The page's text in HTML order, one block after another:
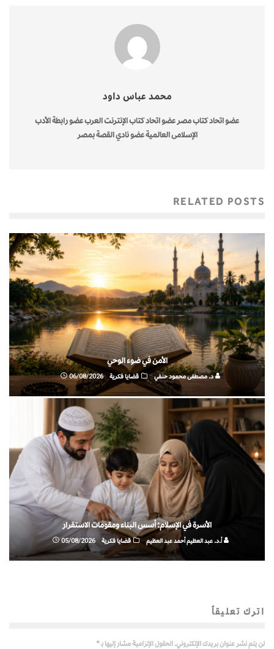
محمد عباس داود
عضو اتحاد كتاب مصر عضو اتحاد كتاب الإنترنت العرب عضو رابطة الأدب
الإسلامى العالمية عضو نادي القصة بمصر
RELATED POSTS
الأمن في ضوء الوحي
د. مصطفى محمود حنفي قضايا فكرية 06/08/2026
الأسرة في الإسلام: أسس البناء ومقومات الاستقرار
أ.د. عبد العظيم أحمد عبد العظيم قضايا فكرية 05/08/2026
اترك تعليقاً
لن يتم نشر عنوان بريدك الإلكتروني. الحقول الإلزامية مشار إليها بـ*